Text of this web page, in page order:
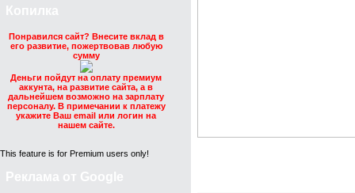
Копилка
Понравился сайт? Внесите вклад в
его развитие, пожертвовав любую
сумму
Деньги пойдут на оплату премиум
аккунта, на развитие сайта, а в
дальнейшем возможно на зарплату
персоналу. В примечании к платежу
укажите Ваш email или логин на
нашем сайте.
This feature is for Premium users only!
Реклама от Google